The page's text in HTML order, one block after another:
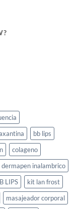
bb lips
colageno
dermapen inalambrico
LIPS
kit lan frost
masajeador corporal